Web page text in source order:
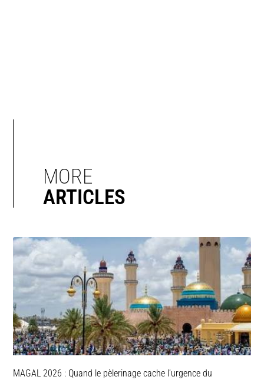
MORE
ARTICLES
MAGAL 2026 : Quand le pèlerinage cache l’urgence du